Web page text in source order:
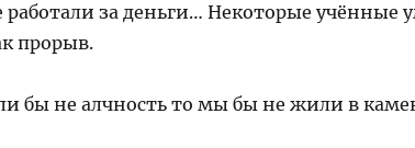
работали за деньги… Некоторые
прорыв.
бы не алчность то мы бы не жили в